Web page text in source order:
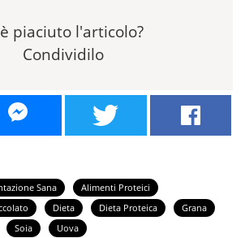
piaciuto l'articolo?
Condividilo
Sana
Alimenti Proteici
Dieta Dieta Proteica
Grana
Soia Uova